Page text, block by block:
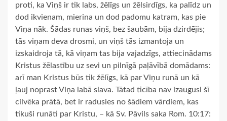
proti, ka Viņš ir tik labs, žēlīgs un žēlsirdīgs, ka palīdz un
dod ikvienam, mierina un dod padomu katram, kas pie
Viņa nāk. Šādas runas viņš, bez šaubām, bija dzirdējis;
tās viņam deva drosmi, un viņš tās izmantoja un
izskaidroja tā, kā viņam tas bija vajadzīgs, attiecinādams
Kristus žēlastību uz sevi un pilnīgā paļāvībā domādams:
arī man Kristus būs tik žēlīgs, kā par Viņu runā un kā
ļauj noprast Viņa labā slava. Tātad ticība nav izaugusi šī
cilvēka prātā, bet ir radusies no šādiem vārdiem, kas
tikuši runāti par Kristu, – kā Sv. Pāvils saka Rom. 10:17: